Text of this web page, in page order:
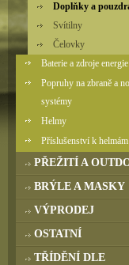
Doplňky a
Svítilny
Čelovky
Baterie a zdroje energie
Popruhy na zbraně a
systémy
Helmy
Příslušenství k helmám
PŘEŽITÍ A
BRÝLE A MASKY
VÝPRODEJ
OSTATNÍ
TŘÍDĚNÍ DLE